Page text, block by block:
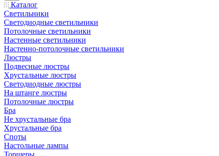
Каталог
Светильники
Светодиодные светильники
Потолочные светильники
Настенные светильники
Настенно-потолочные светильники
Люстры
Подвесные люстры
Хрустальные люстры
Светодиодные люстры
На штанге люстры
Потолочные люстры
Бра
Не хрустальные бра
Хрустальные бра
Споты
Настольные лампы
Торшеры